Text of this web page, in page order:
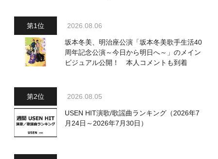
2026.08.06
坂本冬美、明治座公演「坂本冬美歌手生活40
周年記念公演～今日から明日へ～」のメイン
ビジュアル公開！ 本人コメントも到着
2026.08.05
USEN HIT演歌/歌謡曲ランキング（2026年7
月24日～2026年7月30日）